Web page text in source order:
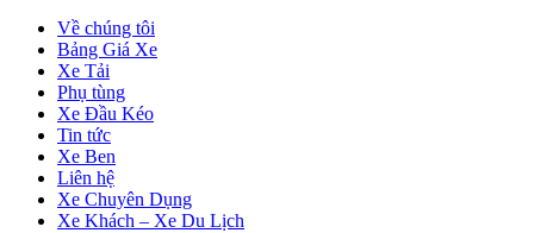
Về chúng tôi
Bảng Giá Xe
Xe Tải
Phụ tùng
Xe Đầu Kéo
Tin tức
Xe Ben
Liên hệ
Xe Chuyên Dụng
Xe Khách – Xe Du Lịch